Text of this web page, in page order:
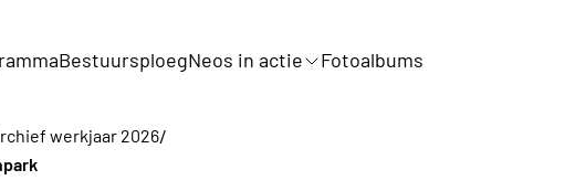
BestuursploegNeos in actie Fotoalbums
werkjaar 2026/